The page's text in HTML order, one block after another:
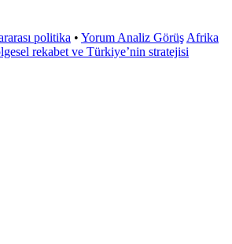
politika • Yorum Analiz Görüş Afrika
rekabet ve Türkiye’nin stratejisi